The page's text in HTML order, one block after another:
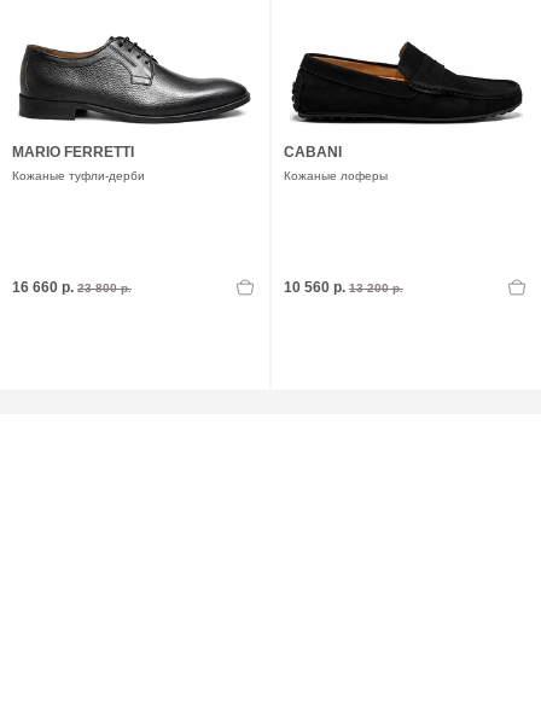
MARIO FERRETTI
Кожаные туфли-дерби
16 660 р. 23 800 р.
CABANI
Кожаные лоферы
10 560 р. 13 200 р.